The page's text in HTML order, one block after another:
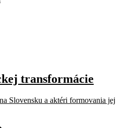
transformácie
Slovensku a aktéri formovania jej